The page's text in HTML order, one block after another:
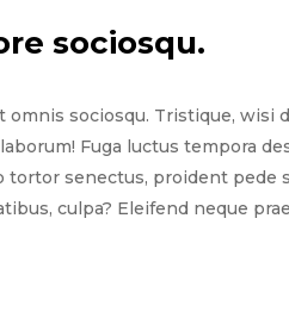
sociosqu.
sociosqu. Tristique, wisi
Fuga luctus tempora
tortor senectus, proident pede
culpa? Eleifend neque